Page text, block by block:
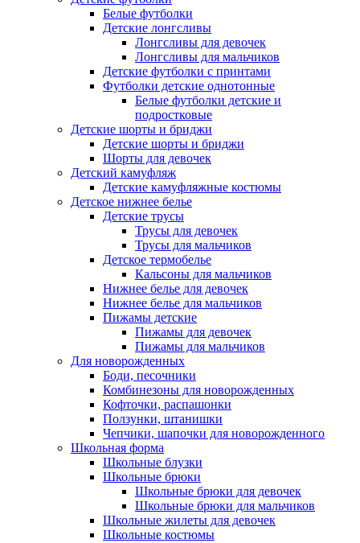
Белые футболки
Детские лонгсливы
Лонгсливы для девочек
Лонгсливы для мальчиков
Детские футболки с принтами
Футболки детские однотонные
Белые футболки детские и
подростковые
Детские шорты и бриджи
Детские шорты и бриджи
Шорты для девочек
Детский камуфляж
Детские камуфляжные костюмы
Детское нижнее белье
Детские трусы
Трусы для девочек
Трусы для мальчиков
Детское термобелье
Кальсоны для мальчиков
Нижнее белье для девочек
Нижнее белье для мальчиков
Пижамы детские
Пижамы для девочек
Пижамы для мальчиков
Для новорожденных
Боди, песочники
Комбинезоны для новорожденных
Кофточки, распашонки
Ползунки, штанишки
Чепчики, шапочки для новорожденного
Школьная форма
Школьные блузки
Школьные брюки
Школьные брюки для девочек
Школьные брюки для мальчиков
Школьные жилеты для девочек
Школьные костюмы